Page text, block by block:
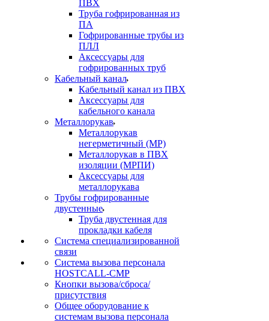
ПВХ
Труба гофрированная из
ПА
Гофрированные трубы из
ПЛЛ
Аксессуары для
гофрированных труб
Кабельный канал
Кабельный канал из ПВХ
Аксессуары для
кабельного канала
Металлорукав
Металлорукав
негерметичный (МР)
Металлорукав в ПВХ
изоляции (МРПИ)
Аксессуары для
металлорукава
Трубы гофрированные
двустенные
Труба двустенная для
прокладки кабеля
Система специализированной
связи
Cистема вызова персонала
HOSTCALL-CMP
Кнопки вызова/сброса/
присутствия
Общее оборудование к
системам вызова персонала